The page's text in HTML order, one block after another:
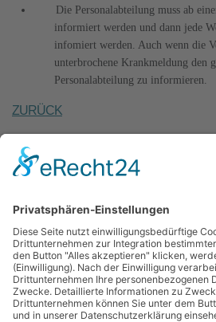
Die Personalabteilung muss ab
informiert werden und dann jede
infomiert werden. Auch wenn die
unterbrochene Krankmeldung den
Personalabteilung zu informieren.
ZURÜCK
Kitas
Übersicht
Über
uns
Struktur
Für
Eltern
Kita-